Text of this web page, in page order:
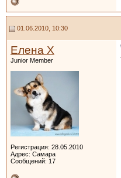
01.06.2010, 10:30
Елена Х
Junior Member
Регистрация: 28.05.2010
Адрес: Самара
Сообщений: 17